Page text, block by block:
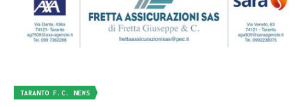
TARANTO F.C. NEWS